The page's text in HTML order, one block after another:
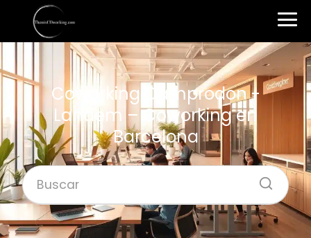
Coworking Camprodon -
Landem – Coworking en
Barcelona